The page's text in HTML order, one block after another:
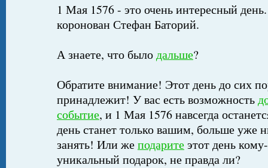
1 Мая 1576 - это очень интересный
коронован Стефан Баторий.
А знаете, что былодальше?
Обратите внимание! Этот день до сих
принадлежит! У вас есть возможность
событие, и 1 Мая 1576 навсегда
день станет только вашим, больше уже
занять! Или жеподаритеэтот день
уникальный подарок, не правда ли?